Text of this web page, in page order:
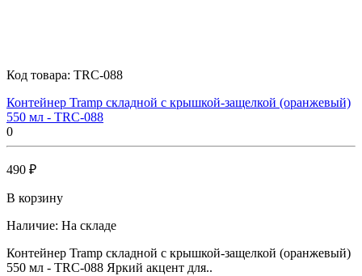
Код товара: TRC-088
Контейнер Tramp складной с крышкой-защелкой (оранжевый)
550 мл - TRC-088
0
490 ₽
В корзину
Наличие: На складе
Контейнер Tramp складной с крышкой-защелкой (оранжевый)
550 мл - TRC-088 Яркий акцент для..